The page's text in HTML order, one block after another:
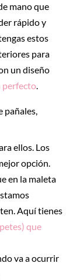
mano que
rápido y
estos
para
un diseño
perfecto.
pañales,
ellos. Los
opción.
en la maleta
Aquí tienes
que
va a ocurrir